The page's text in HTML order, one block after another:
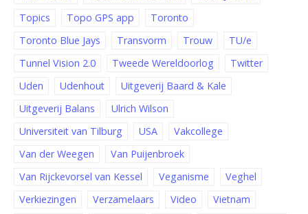
Topics
Topo GPS app
Toronto
Toronto Blue Jays
Transvorm Trouw
TU/e
Tunnel Vision 2.0
Tweede Wereldoorlog
Twitter
Uden
Udenhout
Uitgeverij Baard & Kale
Uitgeverij Balans
Ulrich Wilson
Universiteit van Tilburg
USA
Vakcollege
Van der Weegen
Van Puijenbroek
Van Rijckevorsel van Kessel
Veganisme
Veghel
Verkiezingen
Verzamelaars Video
Vietnam